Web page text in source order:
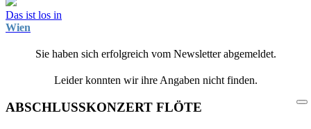
Das ist los in
Wien
Sie haben sich erfolgreich vom Newsletter abgemeldet.
Leider konnten wir ihre Angaben nicht finden.
ABSCHLUSSKONZERT FLÖTE